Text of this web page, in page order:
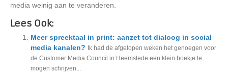
media weinig aan te veranderen.
Lees Ook:
Meer spreektaal in print: aanzet tot dialoog in social
media kanalen?
Ik had de afgelopen weken het genoegen voor
de Customer Media Council in Heemstede een klein boekje te
mogen schrijven...